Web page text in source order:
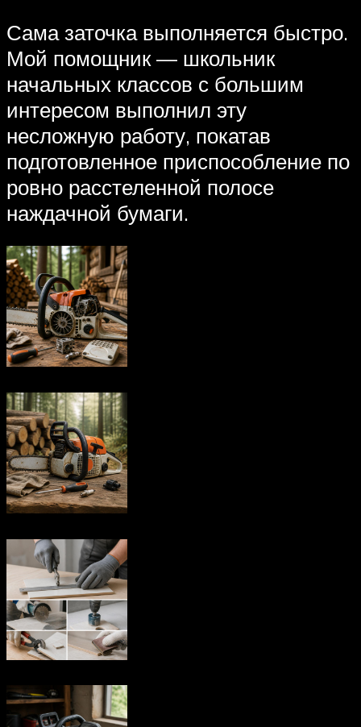
Сама заточка выполняется быстро.
Мой помощник — школьник
начальных классов с большим
интересом выполнил эту
несложную работу, покатав
подготовленное приспособление по
ровно расстеленной полосе
наждачной бумаги.